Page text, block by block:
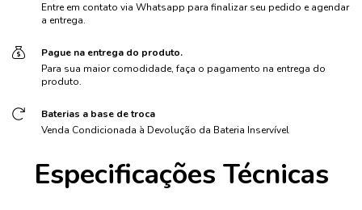
Entre em contato via Whatsapp para finalizar seu pedido e agendar
a entrega.
Pague na entrega do produto.
Para sua maior comodidade, faça o pagamento na entrega do
produto.
Baterias a base de troca
Venda Condicionada à Devolução da Bateria Inservível
Especificações Técnicas